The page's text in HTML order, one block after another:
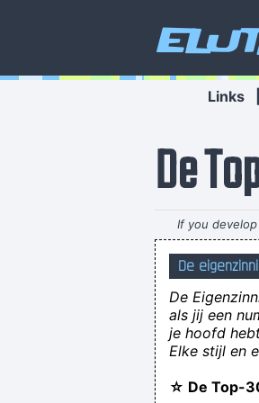
Links
De
If you
De
De
als jij een
je hoofd
Elke stijl en
☆ De Top-